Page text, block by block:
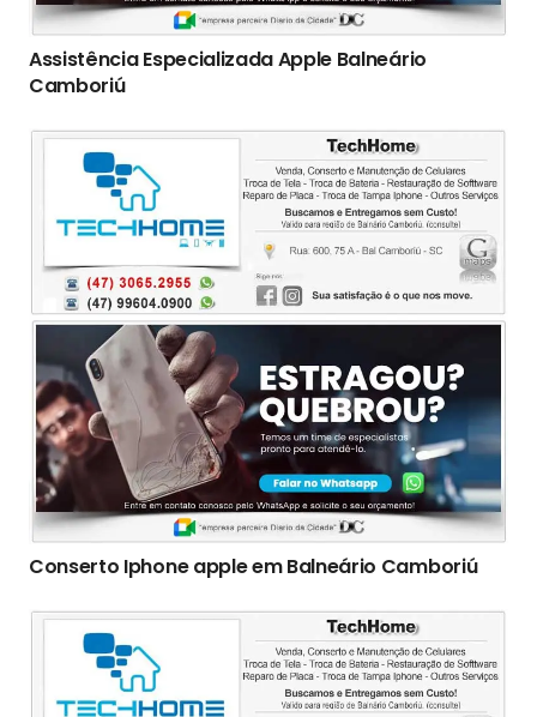
Assistência Especializada Apple Balneário
Camboriú
Conserto Iphone apple em Balneário Camboriú